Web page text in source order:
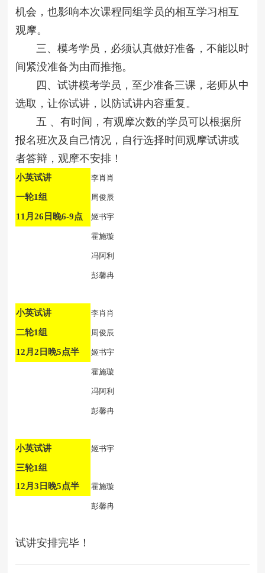
机会，也影响本次课程同组学员的相互学习相互
观摩。
三、模考学员，必须认真做好准备，不能以时
间紧没准备为由而推拖。
四、试讲模考学员，至少准备三课，老师从中
选取，让你试讲，以防试讲内容重复。
五 、有时间，有观摩次数的学员可以根据所
报名班次及自己情况，自行选择时间观摩试讲或
者答辩，观摩不安排！
小英试讲 李肖肖
一轮1组 周俊辰
11月26日晚6-9点 姬书宇
霍施璇
冯阿利
彭馨冉
小英试讲 李肖肖
二轮1组 周俊辰
12月2日晚5点半 姬书宇
霍施璇
冯阿利
彭馨冉
小英试讲 姬书宇
三轮1组
12月3日晚5点半
霍施璇
彭馨冉
试讲安排完毕！